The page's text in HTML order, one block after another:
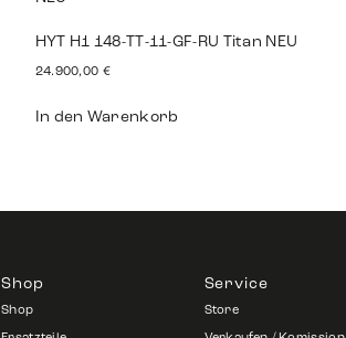
HYT H1 148-TT-11-GF-RU Titan NEU
24.900,00 €
In den Warenkorb
Shop
Shop
Service
Store